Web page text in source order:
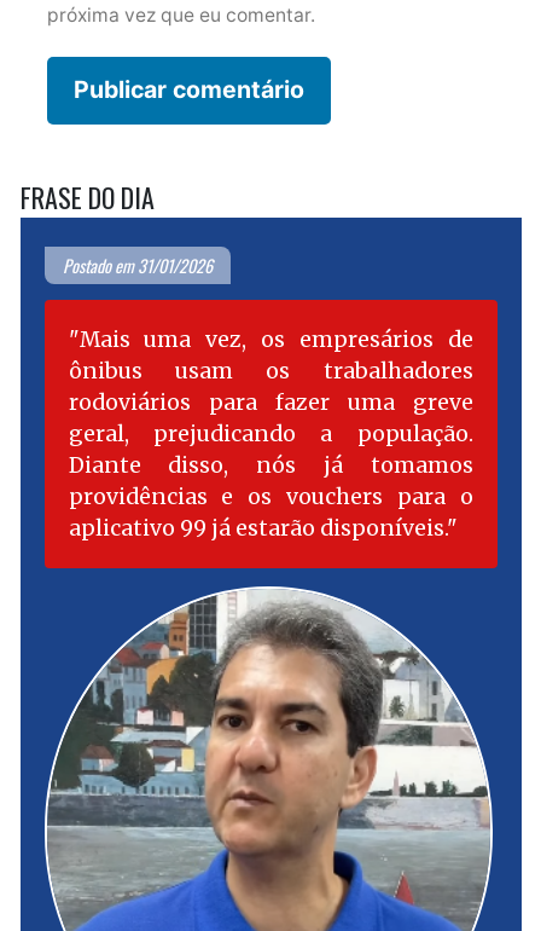
próxima vez que eu comentar.
FRASE DO DIA
Postado em 31/01/2026
Mais uma vez, os empresários de
ônibus usam os trabalhadores
rodoviários para fazer uma greve
geral, prejudicando a população.
Diante disso, nós já tomamos
providências e os vouchers para o
aplicativo 99 já estarão disponíveis.